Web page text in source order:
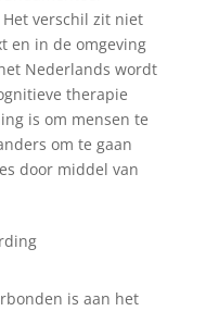
Het verschil zit niet
en in de omgeving
Nederlands wordt
therapie
is om mensen te
om te gaan
door middel van
is aan het